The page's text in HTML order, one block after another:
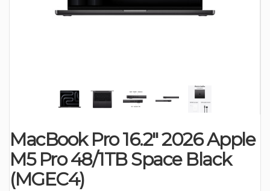
MacBook Pro 16.2″ 2026 Apple
M5 Pro 48/1TB Space Black
(MGEС4)